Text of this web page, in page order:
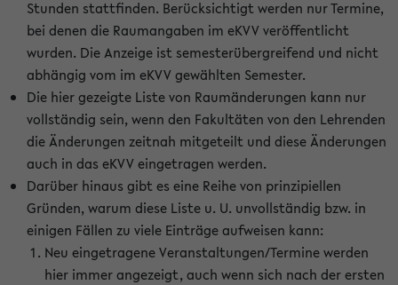
Stunden stattfinden. Berücksichtigt werden nur Termine,
bei denen die Raumangaben im eKVV veröffentlicht
wurden. Die Anzeige ist semesterübergreifend und nicht
abhängig vom im eKVV gewählten Semester.
Die hier gezeigte Liste von Raumänderungen kann nur
vollständig sein, wenn den Fakultäten von den Lehrenden
die Änderungen zeitnah mitgeteilt und diese Änderungen
auch in das eKVV eingetragen werden.
Darüber hinaus gibt es eine Reihe von prinzipiellen
Gründen, warum diese Liste u. U. unvollständig bzw. in
einigen Fällen zu viele Einträge aufweisen kann:
Neu eingetragene Veranstaltungen/Termine werden
hier immer angezeigt, auch wenn sich nach der ersten